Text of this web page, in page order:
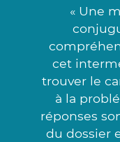
« Une
cet
trouver le
à la
réponses
du dossier